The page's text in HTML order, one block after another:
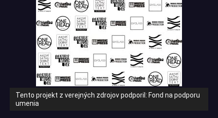
Tento projekt z verejných zdrojov podporil: Fond na podporu
umenia